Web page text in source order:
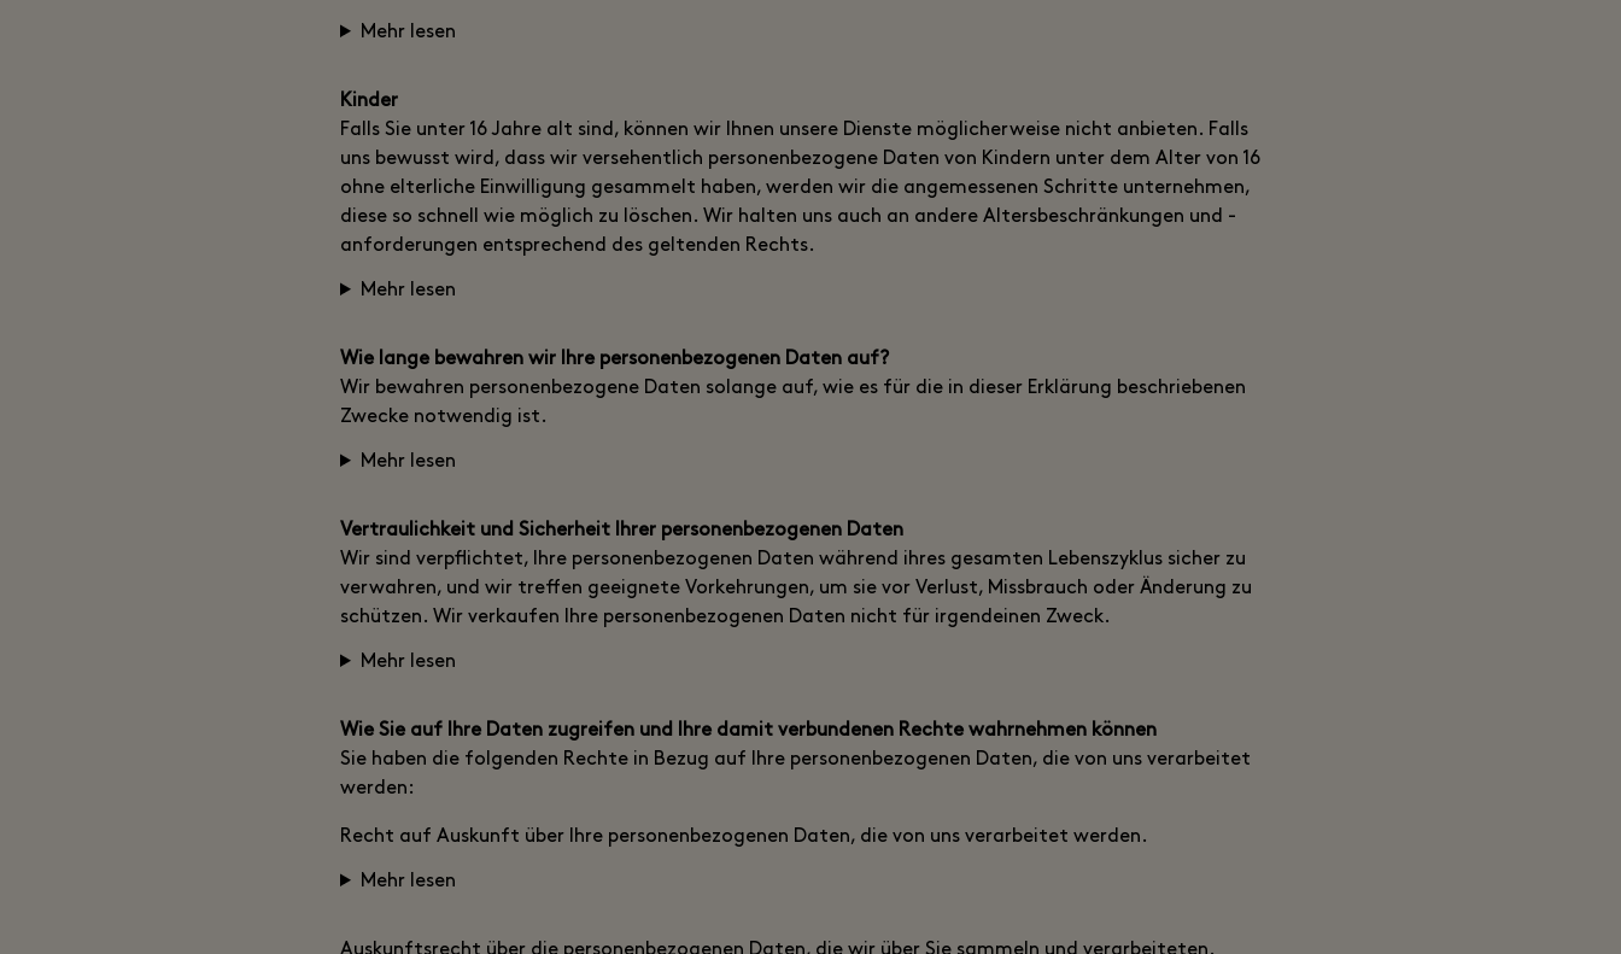
Mehr lesen
Kinder
Falls Sie unter 16 Jahre alt sind, können wir Ihnen unsere Dienste möglicherweise nicht anbieten. Falls
uns bewusst wird, dass wir versehentlich personenbezogene Daten von Kindern unter dem Alter von 16
ohne elterliche Einwilligung gesammelt haben, werden wir die angemessenen Schritte unternehmen,
diese so schnell wie möglich zu löschen. Wir halten uns auch an andere Altersbeschränkungen und -
anforderungen entsprechend des geltenden Rechts.
Mehr lesen
Wie lange bewahren wir Ihre personenbezogenen Daten auf?
Wir bewahren personenbezogene Daten solange auf, wie es für die in dieser Erklärung beschriebenen
Zwecke notwendig ist.
Mehr lesen
Vertraulichkeit und Sicherheit Ihrer personenbezogenen Daten
Wir sind verpflichtet, Ihre personenbezogenen Daten während ihres gesamten Lebenszyklus sicher zu
verwahren, und wir treffen geeignete Vorkehrungen, um sie vor Verlust, Missbrauch oder Änderung zu
schützen. Wir verkaufen Ihre personenbezogenen Daten nicht für irgendeinen Zweck.
Mehr lesen
Wie Sie auf Ihre Daten zugreifen und Ihre damit verbundenen Rechte wahrnehmen können
Sie haben die folgenden Rechte in Bezug auf Ihre personenbezogenen Daten, die von uns verarbeitet
werden:
Recht auf Auskunft über Ihre personenbezogenen Daten, die von uns verarbeitet werden.
Mehr lesen